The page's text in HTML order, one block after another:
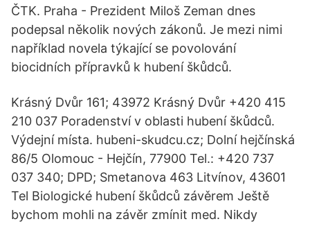
ČTK. Praha - Prezident Miloš Zeman dnes
podepsal několik nových zákonů. Je mezi nimi
například novela týkající se povolování
biocidních přípravků k hubení škůdců.
Krásný Dvůr 161; 43972 Krásný Dvůr +420 415
210 037 Poradenství v oblasti hubení škůdců.
Výdejní místa. hubeni-skudcu.cz; Dolní hejčínská
86/5 Olomouc - Hejčín, 77900 Tel.: +420 737
037 340; DPD; Smetanova 463 Litvínov, 43601
Tel Biologické hubení škůdců závěrem Ještě
bychom mohli na závěr zmínit med. Nikdy